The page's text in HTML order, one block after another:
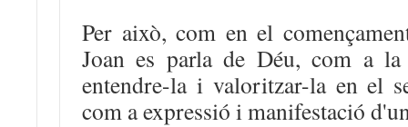
Per això, com en el
Joan es parla de Déu, com a
entendre-la i valoritzar-la en el
com a expressió i manifestació